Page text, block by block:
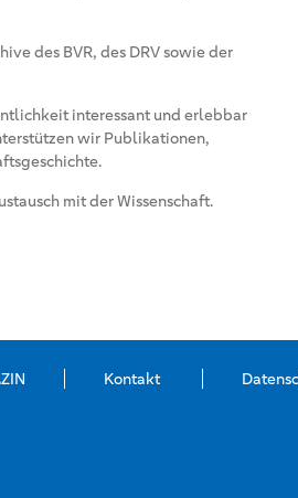
des BVR, des DRV sowie der
interessant und erlebbar
wir Publikationen,
mit der Wissenschaft.
Kontakt